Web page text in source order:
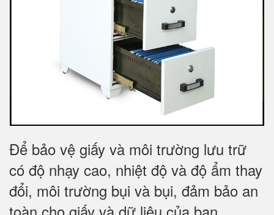
Để bảo vệ giấy và môi trường lưu trữ
có độ nhạy cao, nhiệt độ và độ ẩm thay
đổi, môi trường bụi và bụi, đảm bảo an